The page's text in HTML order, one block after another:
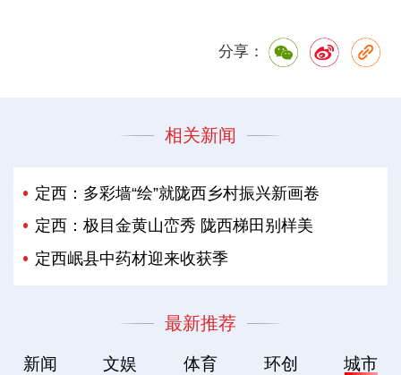
分享：
相关新闻
定西：多彩墙“绘”就陇西乡村振兴新画卷
定西：极目金黄山峦秀 陇西梯田别样美
定西岷县中药材迎来收获季
最新推荐
新闻 文娱 体育 环创 城市